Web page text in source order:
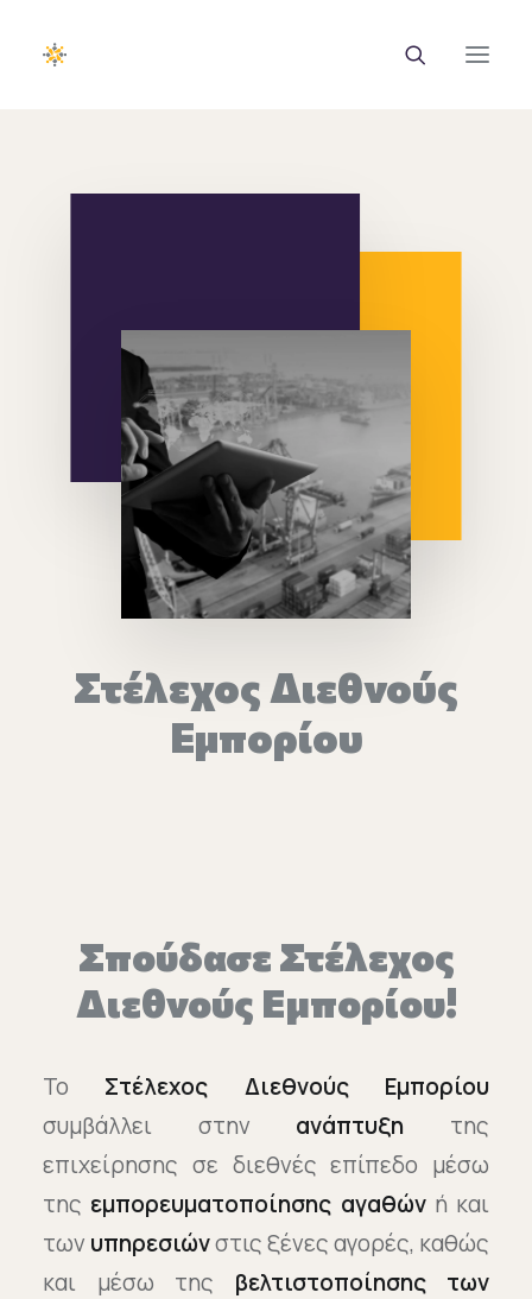
EUROTRAINING
Ευρωπαϊκά Προγράμματα
Εθνικά Προγράμματα
Voucher
Νέα & Ανακοινώσεις
Επικοινωνία
Ευκαιρίες Καριέρας
e-mathisi
Στέλεχος Διεθνούς
Εμπορίου
Σπούδασε Στέλεχος
Διεθνούς Εμπορίου!
Το Στέλεχος Διεθνούς Εμπορίου
συμβάλλει στην ανάπτυξη της
επιχείρησης σε διεθνές επίπεδο μέσω
της εμπορευματοποίησης αγαθώνή και
των υπηρεσιώνστις ξένες αγορές, καθώς
και μέσω της βελτιστοποίησης των